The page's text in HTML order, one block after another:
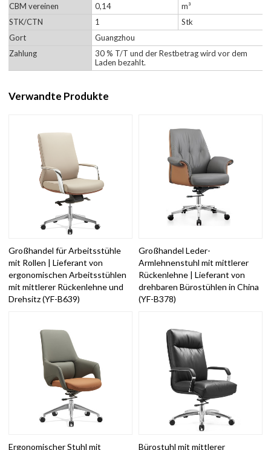
CBM vereinen
0,14
m³
STK/CTN
1
Stk
Gort
Guangzhou
Zahlung
30 % T/T und der Restbetrag wird vor dem
Laden bezahlt.
Verwandte Produkte
Großhandel für Arbeitsstühle
mit Rollen | Lieferant von
ergonomischen Arbeitsstühlen
mit mittlerer Rückenlehne und
Drehsitz (YF-B639)
Großhandel Leder-
Armlehnenstuhl mit mittlerer
Rückenlehne | Lieferant von
drehbaren Bürostühlen in China
(YF-B378)
Ergonomischer Stuhl mit Bürostuhl mit mittlerer